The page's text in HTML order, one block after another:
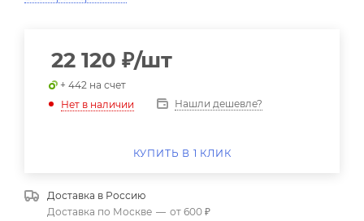
22 120 ₽/шт
+ 442 на счет
Нет в наличии
Нашли дешевле?
КУПИТЬ В 1 КЛИК
Доставка в Россию
Доставка по Москве — от 600 ₽